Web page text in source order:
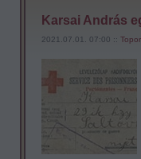
Karsai András
2021.07.01. 07:00 ::